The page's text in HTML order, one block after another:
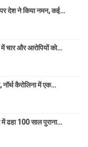
पर देश ने किया नमन, कई…
चार और आरोपियों को…
नॉर्थ कैरोलिना में एक…
में ढहा 100 साल पुराना…